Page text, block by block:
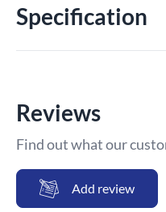
Specification
Reviews
Find out what our
Add review